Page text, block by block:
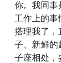
你。我同事
工作上的事
搭理我了，
子、新鲜的
子座相处，